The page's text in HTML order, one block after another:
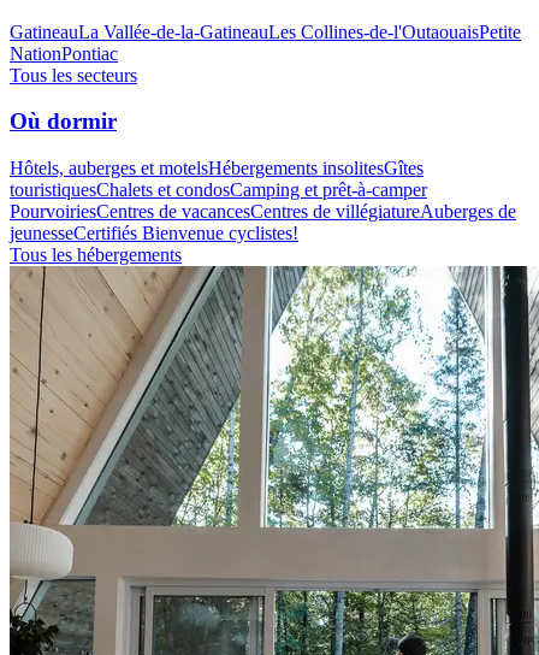
GatineauLa Vallée-de-la-GatineauLes Collines-de-l'OutaouaisPetite
NationPontiac
Tous les secteurs
Où dormir
Hôtels, auberges et motelsHébergements insolitesGîtes
touristiquesChalets et condosCamping et prêt-à-camper
PourvoiriesCentres de vacancesCentres de villégiatureAuberges de
jeunesseCertifiés Bienvenue cyclistes!
Tous les hébergements